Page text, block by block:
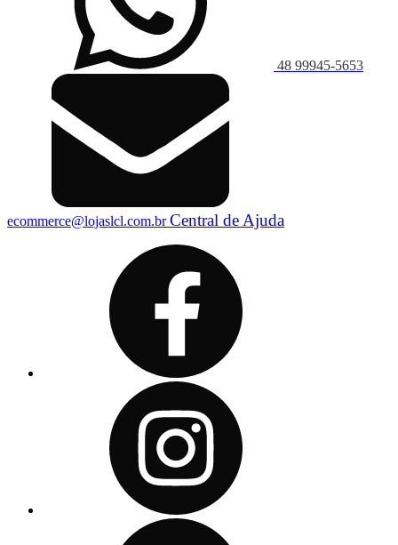
48 99945-5653
ecommerce@lojaslcl.com.brCentral de Ajuda